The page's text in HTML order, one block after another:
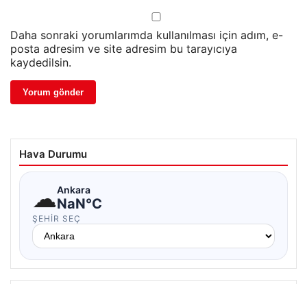
Daha sonraki yorumlarımda kullanılması için adım, e-
posta adresim ve site adresim bu tarayıcıya
kaydedilsin.
Hava Durumu
☁Ankara
NaN°C
ŞEHIR SEÇ